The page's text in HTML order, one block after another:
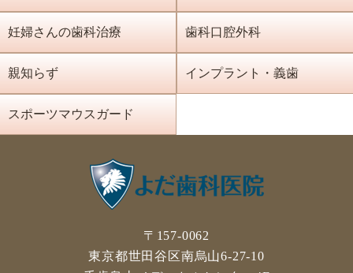
妊婦さんの歯科治療 歯科口腔外科
親知らず インプラント・義歯
スポーツマウスガード
〒157-0062
東京都世田谷区南烏山6-27-10